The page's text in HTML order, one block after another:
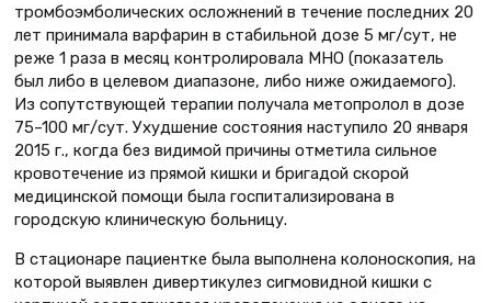
тромбоэмболических осложнений в течение последних 20
лет принимала варфарин в стабильной дозе 5 мг/сут, не
реже 1 раза в месяц контролировала МНО (показатель
был либо в целевом диапазоне, либо ниже ожидаемого).
Из сопутствующей терапии получала метопролол в дозе
75–100 мг/сут. Ухудшение состояния наступило 20 января
2015 г., когда без видимой причины отметила сильное
кровотечение из прямой кишки и бригадой скорой
медицинской помощи была госпитализирована в
городскую клиническую больницу.
В стационаре пациентке была выполнена колоноскопия, на
которой выявлен дивертикулез сигмовидной кишки с